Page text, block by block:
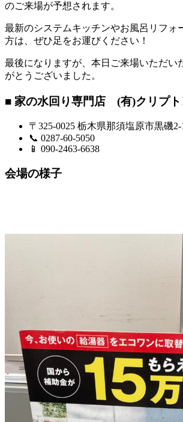
のご来場が予想されます。
最新のシステムキッチンやお風呂リフォ
方は、ぜひ足をお運びください！
最後になりますが、本日ご来場いただい
がとうございました。
■ 家の水回り専門店 (有)クリプト
〒325-0025 栃木県那須塩原市黒磯2-
📞 0287-60-5050
📱 090-2463-6638
会場の様子